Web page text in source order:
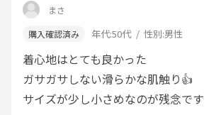
まさ
年代:50代 性別:男性
着心地はとても良かった
ガサガサしない滑らかな肌触り👍
サイズが少し小さめなのが残念です